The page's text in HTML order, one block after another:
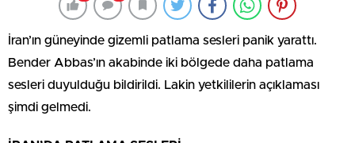
İran’ın güneyinde gizemli patlama sesleri panik yarattı.
Bender Abbas’ın akabinde iki bölgede daha patlama
sesleri duyulduğu bildirildi. Lakin yetkililerin açıklaması
şimdi gelmedi.